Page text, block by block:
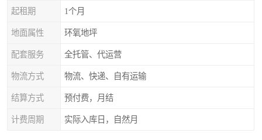
起租期 1个月
地面属性 环氧地坪
配套服务 全托管、代运营
物流方式 物流、快递、自有运输
结算方式 预付费，月结
计费周期 实际入库日，自然月